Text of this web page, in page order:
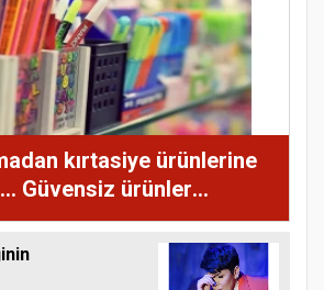
kırtasiye ürünlerine
Güvensiz ürünler